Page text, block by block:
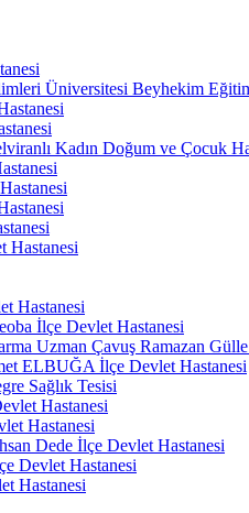
Üniversitesi Beyhekim
Kadın Doğum ve Çocuk
Hastanesi
Hastanesi
İlçe Devlet Hastanesi
Uzman Çavuş Ramazan
ELBUĞA İlçe Devlet Hastanesi
Sağlık Tesisi
Hastanesi
Hastanesi
Dede İlçe Devlet Hastanesi
Devlet Hastanesi
Hastanesi